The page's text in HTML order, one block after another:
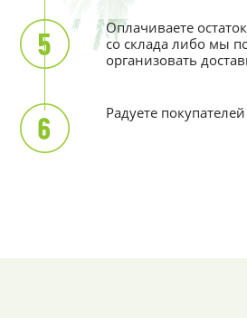
Оплачиваете
со склада либо мы
организовать
Радуете